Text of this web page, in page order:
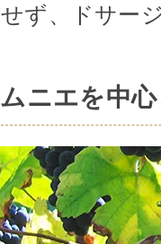
せず、ドサー
ムニエを中